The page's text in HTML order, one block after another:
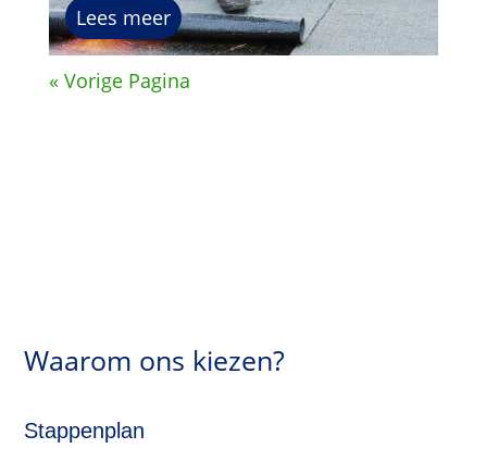
Lees meer
« Vorige Pagina
Waarom ons kiezen?
Stappenplan